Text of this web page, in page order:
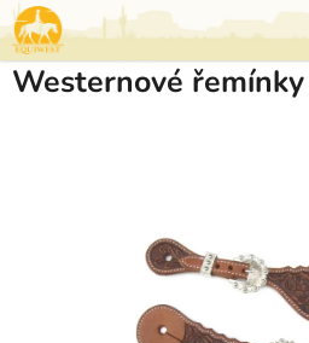
Přejít
na
obsah
Westernové